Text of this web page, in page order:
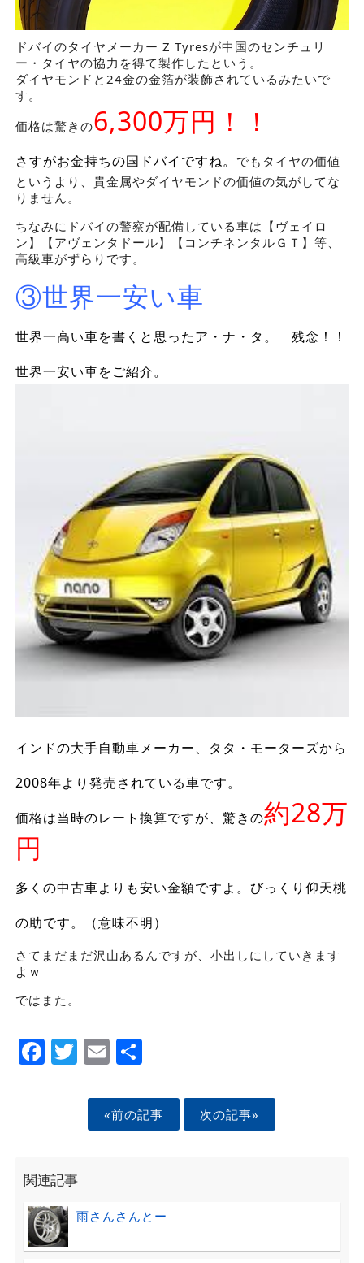
ドバイのタイヤメーカー Z Tyresが中国のセンチュリ
ー・タイヤの協力を得て製作したという。
ダイヤモンドと24金の金箔が装飾されているみたいで
す。
価格は驚きの6,300万円！！
さすがお金持ちの国ドバイですね。
でもタイヤの価値
というより、貴金属やダイヤモンドの価値の気がしてな
りません。
ちなみにドバイの警察が配備している車は【ヴェイロ
ン】【アヴェンタドール】【コンチネンタルＧＴ】等、
高級車がずらりです。
③世界一安い車
世界一高い車を書くと思ったア・ナ・タ。 残念！！
世界一安い車をご紹介。
インドの大手自動車メーカー、タタ・モーターズから
2008年より発売されている車です。
価格は当時のレート換算ですが、驚きの約28万
円
多くの中古車よりも安い金額ですよ。びっくり仰天桃
の助です。（意味不明）
さてまだまだ沢山あるんですが、小出しにしていきます
よｗ
ではまた。
Facebook
Twitter
EmailShare
«前の記事 次の記事»
関連記事
雨さんさんとー